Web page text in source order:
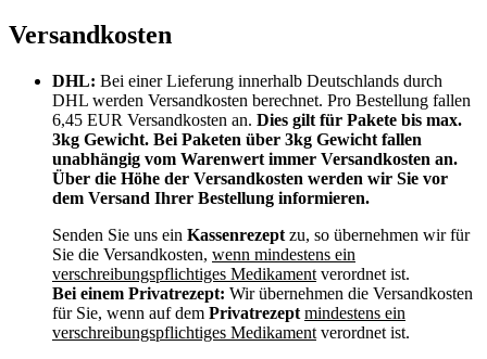
Versandkosten
DHL: Bei einer Lieferung innerhalb Deutschlands durch
DHL werden Versandkosten berechnet. Pro Bestellung fallen
6,45 EUR Versandkosten an. Dies gilt für Pakete bis max.
3kg Gewicht. Bei Paketen über 3kg Gewicht fallen
unabhängig vom Warenwert immer Versandkosten an.
Über die Höhe der Versandkosten werden wir Sie vor
dem Versand Ihrer Bestellung informieren.
Senden Sie uns ein Kassenrezept zu, so übernehmen wir für
Sie die Versandkosten, wenn mindestens ein
verschreibungspflichtiges Medikament verordnet ist.
Bei einem Privatrezept: Wir übernehmen die Versandkosten
für Sie, wenn auf dem Privatrezept mindestens ein
verschreibungspflichtiges Medikament verordnet ist.